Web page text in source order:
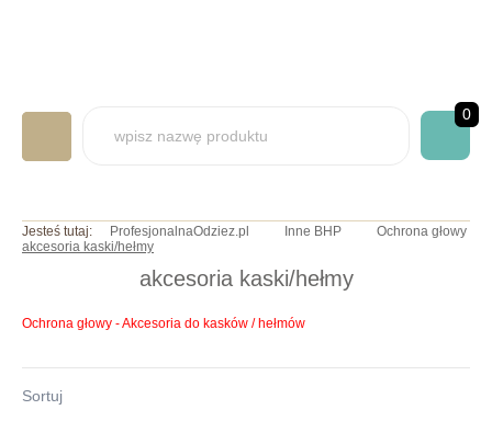
0
GASTRONOMICZNA
MEDYCZNA
ART. JEDNORAZOWE
NADRUKI/HAFTY
INNE BHP
Jesteś tutaj: ProfesjonalnaOdziez.pl Inne BHP
Ochrona głowy
akcesoria kaski/hełmy
akcesoria kaski/hełmy
Ochrona głowy - Akcesoria do kasków / hełmów
Sortuj